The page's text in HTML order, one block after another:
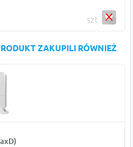
szt
ZAKUPILI RÓWNIEŻ